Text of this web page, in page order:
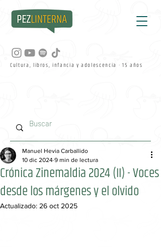
Cultura, libros, infancia y adolescencia · 15 años
Crónica Zinemaldia 2024 (II) - Voces
desde los márgenes y el olvido
Manuel Hevia Carballido
10 dic 2024 9 min de lectura
Actualizado: 26 oct 2025